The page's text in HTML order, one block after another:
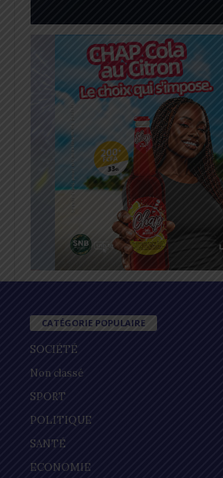
CATÉGORIE POPULAIRE
SOCIÉTÉ
Non classé
SPORT
POLITIQUE
SANTÉ
ECONOMIE